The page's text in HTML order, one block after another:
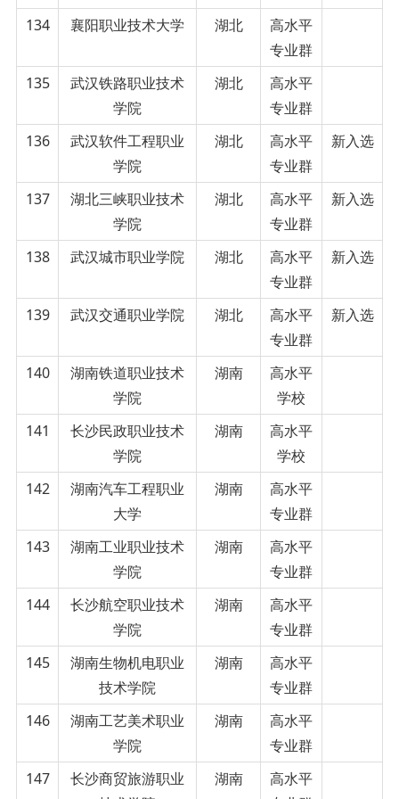
134
襄阳职业技术大学 湖北
高水平
专业群
135
武汉铁路职业技术
学院
湖北
高水平
专业群
136
武汉软件工程职业
学院
湖北
高水平
专业群
新入选
137
湖北三峡职业技术
学院
湖北
高水平
专业群
新入选
138 武汉城市职业学院 湖北
高水平
专业群
新入选
139 武汉交通职业学院 湖北
高水平
专业群
新入选
140
湖南铁道职业技术
学院
湖南
高水平
学校
141
长沙民政职业技术
学院
湖南
高水平
学校
142
湖南汽车工程职业
大学
湖南
高水平
专业群
143
湖南工业职业技术
学院
湖南
高水平
专业群
144
长沙航空职业技术
学院
湖南
高水平
专业群
145
湖南生物机电职业
技术学院
湖南
高水平
专业群
146
湖南工艺美术职业
学院
湖南
高水平
专业群
147
长沙商贸旅游职业
湖南
高水平